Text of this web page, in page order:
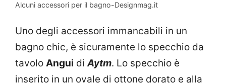
Alcuni accessori per il bagno-Designmag.it
Uno degli accessori immancabili in un
bagno chic, è sicuramente lo specchio da
tavolo Angui diAytm. Lo specchio è
inserito in un ovale di ottone dorato e alla